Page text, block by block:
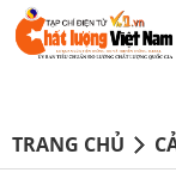
TRANG CHỦ